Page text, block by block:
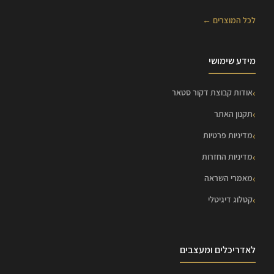
לכל המוצרים ←
מידע שימושי
אודות קבוצת דקור סטאר
תקנון האתר
מדיניות פרטיות
מדיניות החזרות
מאמרי השראה
קטלוג דיגיטלי
לאדריכלים ומעצבים